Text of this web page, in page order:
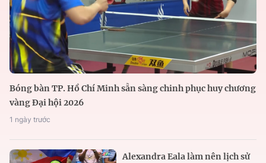
Bóng bàn TP. Hồ Chí Minh sẵn sàng chinh phục huy chương
vàng Đại hội 2026
1 ngày trước
Alexandra Eala làm nên lịch sử